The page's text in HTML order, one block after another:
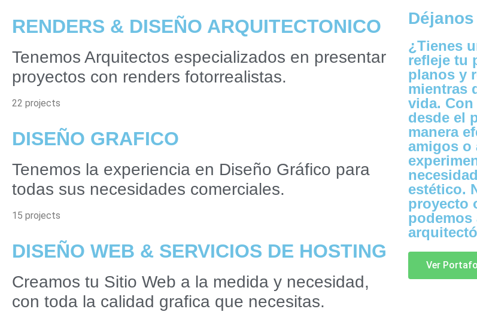
RENDERS & DISEÑO ARQUITECTONICO
Tenemos Arquitectos especializados en presentar
proyectos con renders fotorrealistas.
22 projects
DISEÑO GRAFICO
Tenemos la experiencia en Diseño Gráfico para
todas sus necesidades comerciales.
15 projects
DISEÑO WEB & SERVICIOS DE HOSTING
Creamos tu Sitio Web a la medida y necesidad,
con toda la calidad grafica que necesitas.
¿Tienes
refleje tu
planos y
mientras
vida.
desde el
manera
amigos o
estético.
proyecto
podemos
Ver